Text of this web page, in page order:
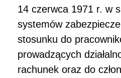
14 czerwca 1971 r. w
systemów
stosunku do
prowadzących
rachunek oraz do